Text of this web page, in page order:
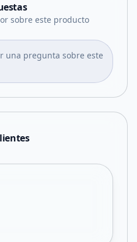
sobre este producto
una pregunta sobre este